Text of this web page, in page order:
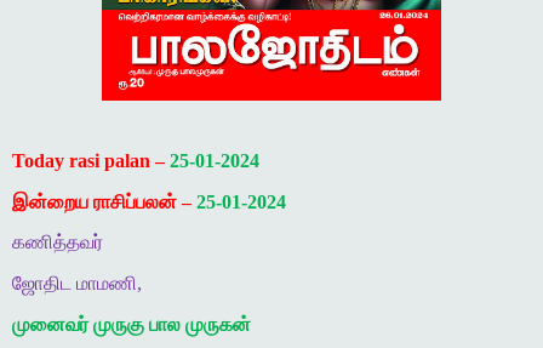
Today rasi palan –25-01-2024
இன்றைய ராசிப்பலன் –25-01-2024
கணித்தவர்
ஜோதிட மாமணி,
முனைவர் முருகு பால முருகன்